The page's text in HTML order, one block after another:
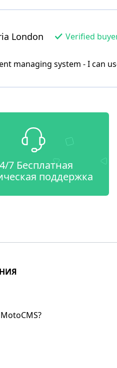
London Verified
managing system - I can
7 Бесплатная
поддержка